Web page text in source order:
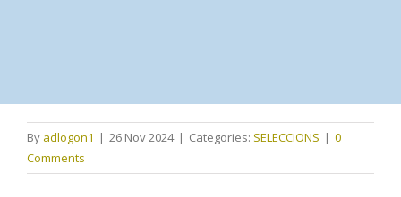
By adlogon1 | 26 Nov 2024 | Categories: SELECCIONS | 0
Comments